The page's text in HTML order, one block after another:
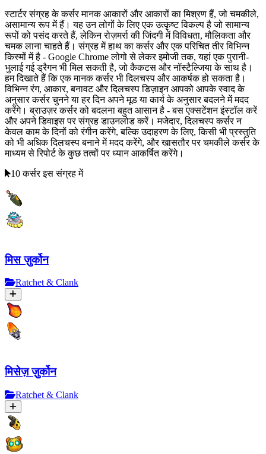
स्टार्टर संग्रह के कर्सर मानक आकारों और आकारों का मिश्रण हैं, जो चमकीले,
असामान्य रूप में हैं। यह उन लोगों के लिए एक उत्कृष्ट विकल्प है जो सामान्य
रूपों को पसंद करते हैं, लेकिन रोज़मर्रा की जिंदगी में विविधता, मौलिकता और
चमक लाना चाहते हैं। संग्रह में हाथ का कर्सर और एक परिचित तीर विभिन्न
किस्मों में है - Google Chrome लोगो से लेकर इमोजी तक, यहां एक पुरानी-
भुलाई गई ड्रैगन भी मिल सकती है, जो कैकटस और नॉस्टैल्जिया के साथ है।
हम दिखाते हैं कि एक मानक कर्सर भी दिलचस्प और आकर्षक हो सकता है।
विभिन्न रंग, आकार, बनावट और दिलचस्प डिज़ाइन आपको आपके स्वाद के
अनुसार कर्सर चुनने या हर दिन अपने मूड या कार्य के अनुसार बदलने में मदद
करेंगे। ब्राउज़र कर्सर को बदलना बहुत आसान है - बस एक्सटेंशन इंस्टॉल करें
और अपने डिवाइस पर संग्रह डाउनलोड करें। मजेदार, दिलचस्प कर्सर न
केवल काम के दिनों को रंगीन करेंगे, बल्कि उदाहरण के लिए, किसी भी प्रस्तुति
को भी अधिक दिलचस्प बनाने में मदद करेंगे, और खासतौर पर चमकीले कर्सर के
माध्यम से रिपोर्ट के कुछ तत्वों पर ध्यान आकर्षित करेंगे।
10 कर्सर इस संग्रह में
मिस ज़ुर्कोन
Ratchet & Clank
मिसेज़ ज़ुर्कोन
Ratchet & Clank